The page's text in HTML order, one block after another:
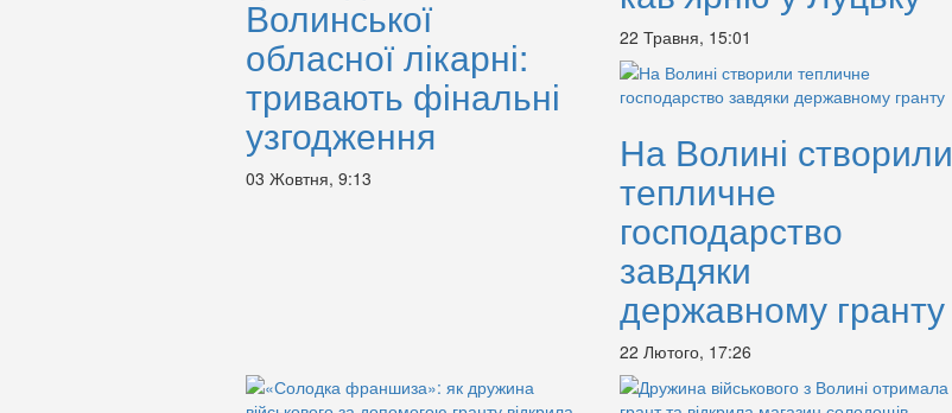
Волинської
обласної лікарні:
тривають фінальні
узгодження
03 Жовтня, 9:13
22 Травня, 15:01
На Волині створили
тепличне
господарство
завдяки
державному гранту
22 Лютого, 17:26